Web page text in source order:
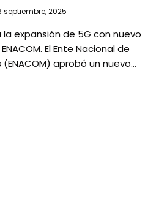
septiembre, 2025
expansión de 5G con nuevo
El Ente Nacional de
aprobó un nuevo…